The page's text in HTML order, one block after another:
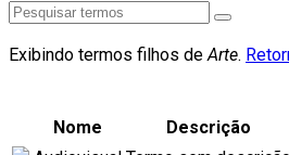
Exibindo termos filhos deArte.
Nome Descrição